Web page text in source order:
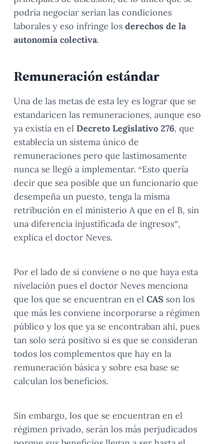
podría negociar serían las condiciones
laborales y eso infringe los derechos de la
autonomía colectiva.
Remuneración estándar
Una de las metas de esta ley es lograr que se
estandaricen las remuneraciones, aunque eso
ya existía en el Decreto Legislativo 276, que
establecía un sistema único de
remuneraciones pero que lastimosamente
nunca se llegó a implementar. “Esto quería
decir que sea posible que un funcionario que
desempeña un puesto, tenga la misma
retribución en el ministerio A que en el B, sin
una diferencia injustificada de ingresos”,
explica el doctor Neves.
Por el lado de si conviene o no que haya esta
nivelación pues el doctor Neves menciona
que los que se encuentran en el CAS son los
que más les conviene incorporarse a régimen
público y los que ya se encontraban ahí, pues
tan solo será positivo si es que se consideran
todos los complementos que hay en la
remuneración básica y sobre esa base se
calculan los beneficios.
Sin embargo, los que se encuentran en el
régimen privado, serán los más perjudicados